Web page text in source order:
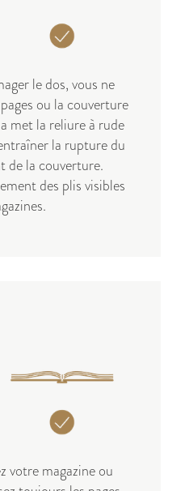
le dos, vous ne
ou la couverture
met la reliure à rude
la rupture du
de la couverture.
des plis visibles
votre magazine ou